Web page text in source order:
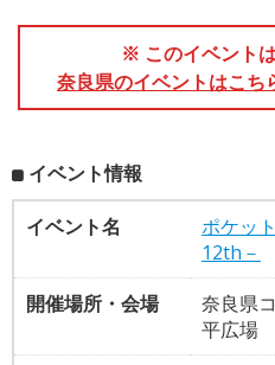
※ このイベント
奈良県のイベントはこち
イベント情報
イベント名
ポケッ
12th－
開催場所・会場
奈良県
平広場